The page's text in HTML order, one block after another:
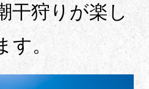
干狩りが楽し
す。